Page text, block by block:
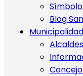
Blog
Municipalidad
Alcaldes